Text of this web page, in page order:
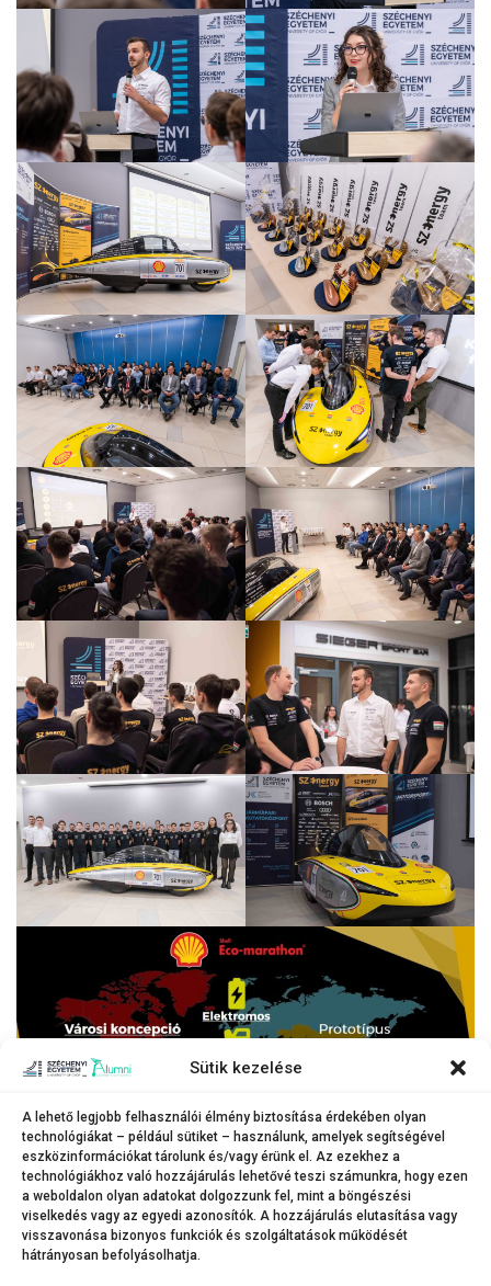
Sütik kezelése
A lehető legjobb felhasználói élmény biztosítása érdekében olyan
technológiákat – például sütiket – használunk, amelyek segítségével
eszközinformációkat tárolunk és/vagy érünk el. Az ezekhez a
technológiákhoz való hozzájárulás lehetővé teszi számunkra, hogy ezen
a weboldalon olyan adatokat dolgozzunk fel, mint a böngészési
viselkedés vagy az egyedi azonosítók. A hozzájárulás elutasítása vagy
visszavonása bizonyos funkciók és szolgáltatások működését
hátrányosan befolyásolhatja.
Galéria az eseményről. (Fotók: Adorján András, Nagy Gergely)